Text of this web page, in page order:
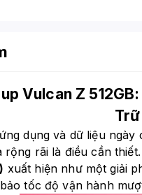
Vulcan Z
dụng và dữ liệu
rộng rãi là điều cần
xuất hiện như một giải
tốc độ vận hành